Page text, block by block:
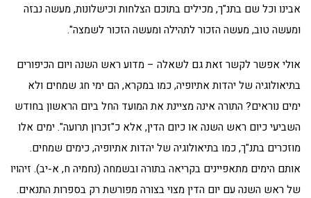
אבינו וכל שם בתנ"ך, מכילים בתוכם הצלחות וכישלונות, מעשה נבזה
ומעשה טוב, מעשה הזכור לתהילה ומעשה הזכור לשמצה".
אולי אפשר לקשר זאת גם לשאלה – מדוע ראש השנה ויום הכיפורים
בתיאולוגיה של יהדות אתיופיה, כמו במקרא, הם ימי חג שמחים ולא
ימים נוראים? התורה אינה מציינת את המועד החל ביום הראשון בחודש
השביעי כיום ראש השנה או כיום הדין, אלא כ"זכרון תרועה". ימים אלו
מוזכרים בתנ"ך, כמו בתיאולוגיה של יהדות אתיופיה, כימים שמחים.
אותם הימים מתאפיינים בקריאה בתורה ובשמחה (נחמיה ח, א-יב). זיהויו
של ראש השנה עם יום הדין מצוי בצורה מפורשת רק בספרות התנאים.